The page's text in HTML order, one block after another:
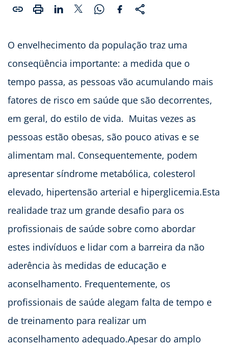
O envelhecimento da população traz uma
conseqüência importante: a medida que o
tempo passa, as pessoas vão acumulando mais
fatores de risco em saúde que são decorrentes,
em geral, do estilo de vida. Muitas vezes as
pessoas estão obesas, são pouco ativas e se
alimentam mal. Consequentemente, podem
apresentar síndrome metabólica, colesterol
elevado, hipertensão arterial e hiperglicemia.Esta
realidade traz um grande desafio para os
profissionais de saúde sobre como abordar
estes indivíduos e lidar com a barreira da não
aderência às medidas de educação e
aconselhamento. Frequentemente, os
profissionais de saúde alegam falta de tempo e
de treinamento para realizar um
aconselhamento adequado.Apesar do amplo